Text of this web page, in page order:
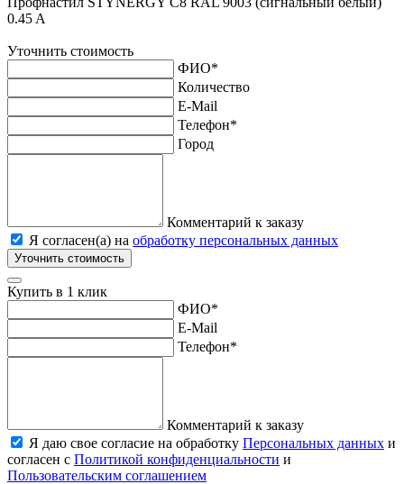
0.45 A
Уточнить стоимость
ФИО*
Количество
E-Mail
Телефон*
Город
Комментарий к заказу
Я согласен(а) на обработку персональных данных
Уточнить стоимость
Купить в 1 клик
ФИО*
E-Mail
Телефон*
Комментарий к заказу
Я даю свое согласие на обработку Персональных данных и
согласен с Политикой конфиденциальности и
Пользовательским соглашением